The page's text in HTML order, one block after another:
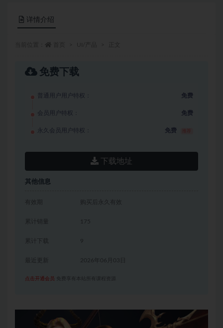
详情介绍
免费下载
普通用户用户特权： 免费
会员用户特权： 免费
永久会员用户特权： 免费
下载地址
其他信息
有效期 购买后永久有效
累计销量 175
累计下载 9
2026年06月03日
点击开通会员 免费享有本站所有课程资源